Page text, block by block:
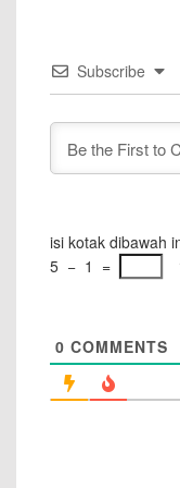
Subscribe
isi kotak dibawah
5 − 1 =
0 COMMENTS